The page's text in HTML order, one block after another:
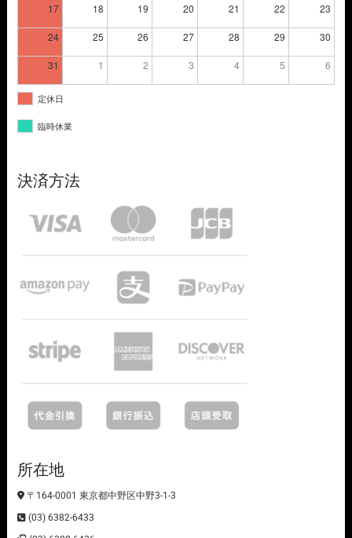
17 18 19 20 21 22 23
24 25 26 27 28 29 30
31 1 2 3 4 5 6
定休日
臨時休業
決済方法
所在地
〒164-0001 東京都中野区中野3-1-3
(03) 6382-6433